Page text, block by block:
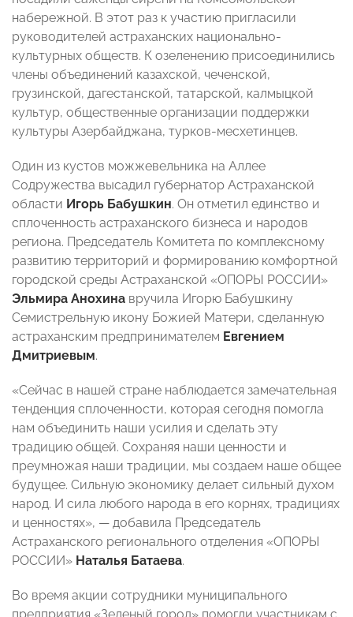
набережной. В этот раз к участию пригласили
руководителей астраханских национально-
культурных обществ. К озеленению присоединились
члены объединений казахской, чеченской,
грузинской, дагестанской, татарской, калмыцкой
культур, общественные организации поддержки
культуры Азербайджана, турков-месхетинцев.
Один из кустов можжевельника на Аллее
Содружества высадил губернатор Астраханской
области Игорь Бабушкин. Он отметил единство и
сплоченность астраханского бизнеса и народов
региона. Председатель Комитета по комплексному
развитию территорий и формированию комфортной
городской среды Астраханской «ОПОРЫ РОССИИ»
Эльмира Анохина вручила Игорю Бабушкину
Семистрельную икону Божией Матери, сделанную
астраханским предпринимателем Евгением
Дмитриевым.
«Сейчас в нашей стране наблюдается замечательная
тенденция сплоченности, которая сегодня помогла
нам объединить наши усилия и сделать эту
традицию общей. Сохраняя наши ценности и
преумножая наши традиции, мы создаем наше общее
будущее. Сильную экономику делает сильный духом
народ. И сила любого народа в его корнях, традициях
и ценностях», — добавила Председатель
Астраханского регионального отделения «ОПОРЫ
РОССИИ» Наталья Батаева.
Во время акции сотрудники муниципального